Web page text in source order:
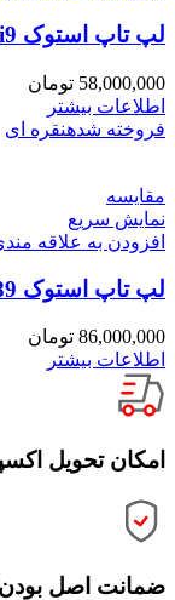
لپ تاپ استوک Macbook pro 2019 i9
58,000,000 تومان
اطلاعات بیشتر
فروخته شدهنقره ای
مقايسه
نمایش سریع
افزودن به علاقه
لپ تاپ استوک Macbook pro 2020 A2289
86,000,000 تومان
اطلاعات بیشتر
امکان تحویل
ضمانت اصل بودن